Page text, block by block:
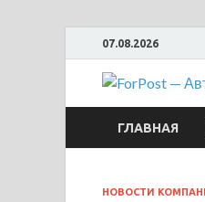
07.08.2026
ГЛАВНАЯ
НОВОСТИ